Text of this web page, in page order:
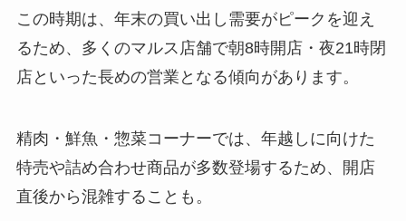
この時期は、年末の買い出し需要がピークを迎え
るため、多くのマルス店舗で朝8時開店・夜21時閉
店といった長めの営業となる傾向があります。
精肉・鮮魚・惣菜コーナーでは、年越しに向けた
特売や詰め合わせ商品が多数登場するため、開店
直後から混雑することも。